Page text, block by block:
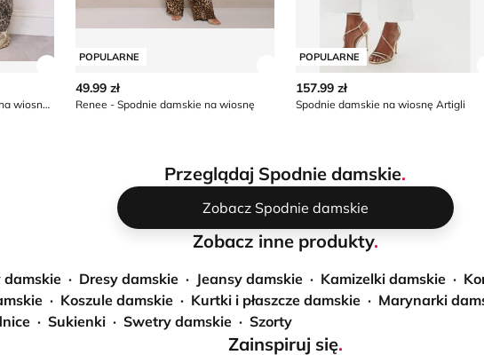
Spodnie damskie casualowe na wiosnę Olika
POPULARNE
Zobacz szczegóły produktu
49.99 zł
Renee - Spodnie damskie na wiosnę
POPULARNE
157.99 zł
Spodnie damskie na wiosnę Artigli
Przeglądaj Spodnie damskie.
Zobacz Spodnie damskie
Zobacz inne produkty.
damskie Dresy damskie Jeansy damskie Kamizelki damskie
Koszule damskie Kurtki i płaszcze damskie
Marynarki
Sukienki Swetry damskie Szorty
Zainspiruj się.